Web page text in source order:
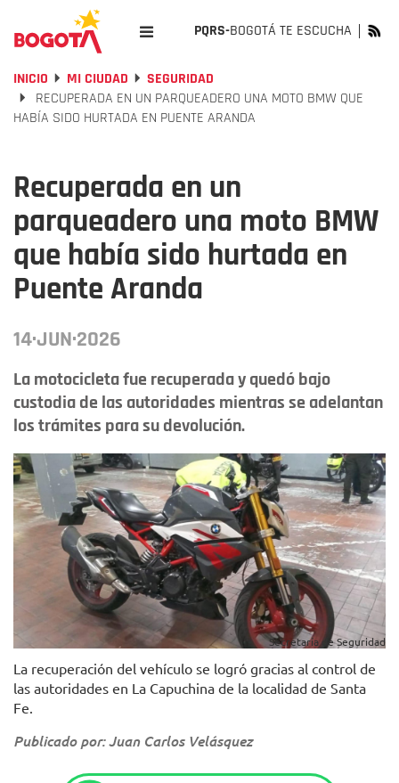
PQRS-BOGOTÁ TE ESCUCHA
INICIO MI CIUDAD
SEGURIDAD
RECUPERADA EN UN PARQUEADERO UNA MOTO BMW QUE
HABÍA SIDO HURTADA EN PUENTE ARANDA
Recuperada en un
parqueadero una moto BMW
que había sido hurtada en
Puente Aranda
14·JUN·2026
La motocicleta fue recuperada y quedó bajo
custodia de las autoridades mientras se adelantan
los trámites para su devolución.
Secretaría de Seguridad
La recuperación del vehículo se logró gracias al control de
las autoridades en La Capuchina de la localidad de Santa
Fe.
Publicado por: Juan Carlos Velásquez